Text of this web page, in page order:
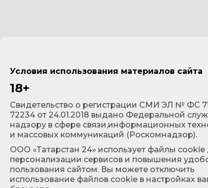
Условия использования материалов сайта
18+
Cвидетельство о регистрации СМИ ЭЛ № ФС
72234 от 24.01.2018 выдано Федеральной
надзору в сфере связи,информационных
и массовых коммуникаций (Роскомнадзор).
ООО «Татарстан 24» использует файлы cookie
персонализации сервисов и повышения
пользования сайтом. Вы можете отключить
использование файлов cookie в настройках